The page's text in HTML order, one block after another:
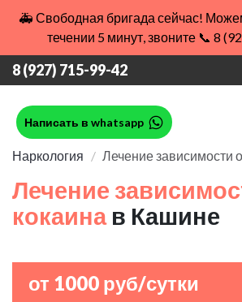
🚑 Свободная бригада сейчас!
течении 5 минут, звоните 📞 8
8 (927) 715-99-42
Написать в whatsapp
Наркология Лечение зависимости
Лечение
кокаина в Кашине
от 1000 руб/сутки